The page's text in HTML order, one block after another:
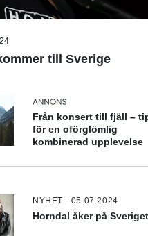
till Sverige
Från konsert till fjäll –
för en oförglömlig
kombinerad upplevelse
NYHET - 05.07.2024
Horndal åker på